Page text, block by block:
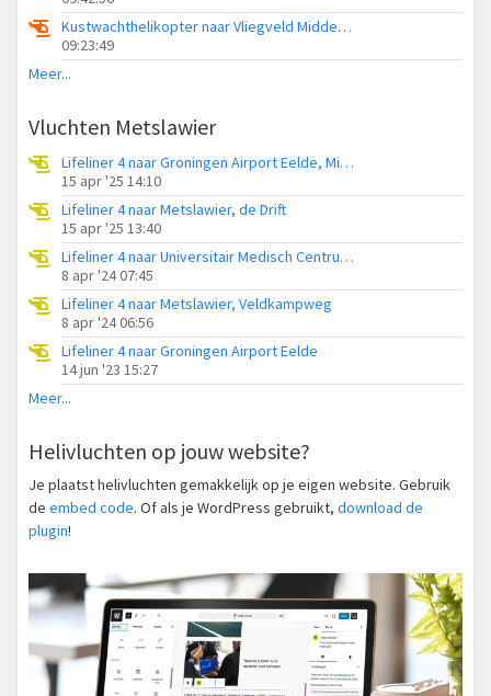
Kustwachthelikopter naar Vliegveld Midden-Zeeland
09:23:49
Meer...
Vluchten Metslawier
Lifeliner 4 naar Groningen Airport Eelde, Miedwei
15 apr '25 14:10
Lifeliner 4 naar Metslawier, de Drift
15 apr '25 13:40
Lifeliner 4 naar Universitair Medisch Centrum Groningen, Weardwei
8 apr '24 07:45
Lifeliner 4 naar Metslawier, Veldkampweg
8 apr '24 06:56
Lifeliner 4 naar Groningen Airport Eelde
14 jun '23 15:27
Meer...
Helivluchten op jouw website?
Je plaatst helivluchten gemakkelijk op je eigen website. Gebruik
de embed code. Of als je WordPress gebruikt, download de
plugin!